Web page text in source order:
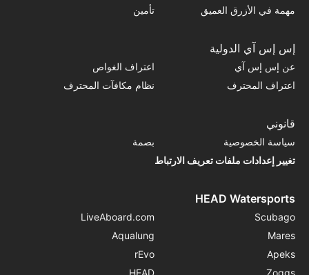
مهمة في الأزرق العميق
تأمين
إس إس آي الدولية
عن إس إس آي
اعتراف الغواص
اعتراف المحترف
نظام مكافآت المحترف
قانوني
سياسة الخصوصية
بصمة
تغيير إعدادات ملفات تعريف الارتباط
HEAD Watersports
Scubago
LiveAboard.com
Mares
Aqualung
Apeks
rEvo